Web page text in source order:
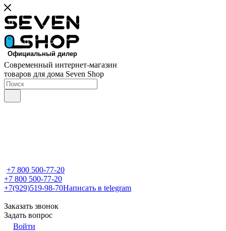
Современный интернет-магазин
товаров для дома Seven Shop
+7 800 500-77-20
+7 800 500-77-20
+7(929)519-98-70Написать в telegram
Заказать звонок
Задать вопрос
Войти